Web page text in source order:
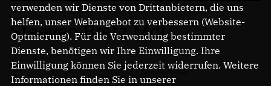
Steeven Bretz MdL
verwenden wir Dienste von Drittanbietern, die uns
helfen, unser Webangebot zu verbessern (Website-
Optmierung). Für die Verwendung bestimmter
Dienste, benötigen wir Ihre Einwilligung. Ihre
Einwilligung können Sie jederzeit widerrufen. Weitere
Informationen finden Sie in unserer